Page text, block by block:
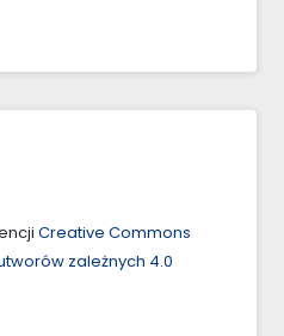
Creative Commons
zależnych 4.0